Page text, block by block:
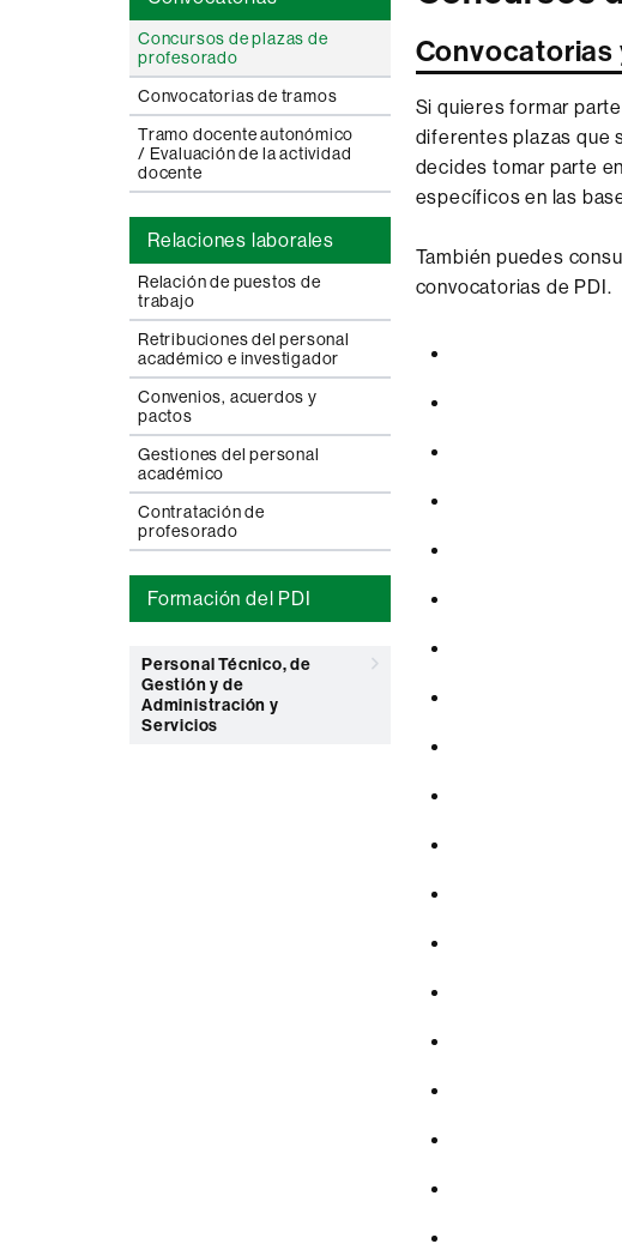
Concursos de plazas de
profesorado
Convocatorias de tramos
Tramo docente autonómico
/ Evaluación de la actividad
docente
Relaciones laborales
Relación de puestos de
trabajo
Retribuciones del personal
académico e investigador
Convenios, acuerdos y
pactos
Gestiones del personal
académico
Contratación de
profesorado
Formación del PDI
Personal Técnico, de
Gestión y de
Administración y
Servicios
Convocatorias
Si quieres formar
diferentes plazas que
decides tomar parte
específicos en las
También puedes
convocatorias de PDI.